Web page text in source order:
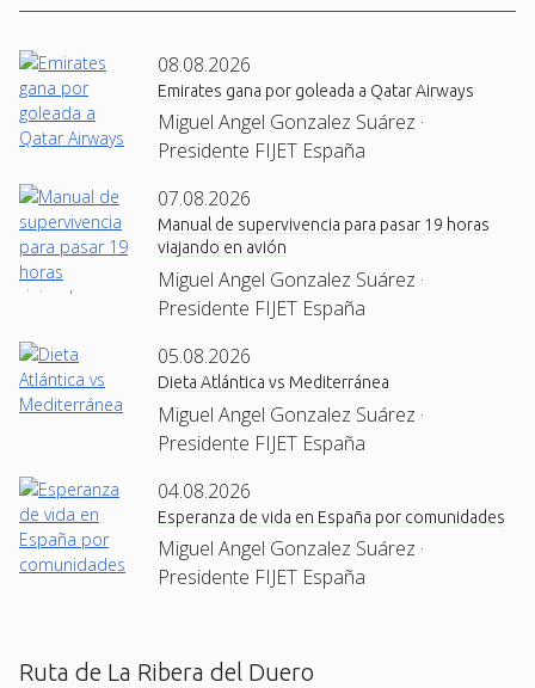
08.08.2026
Emirates gana por goleada a Qatar Airways
Miguel Angel Gonzalez Suárez ·
Presidente FIJET España
07.08.2026
Manual de supervivencia para pasar 19 horas
viajando en avión
Miguel Angel Gonzalez Suárez ·
Presidente FIJET España
05.08.2026
Dieta Atlántica vs Mediterránea
Miguel Angel Gonzalez Suárez ·
Presidente FIJET España
04.08.2026
Esperanza de vida en España por comunidades
Miguel Angel Gonzalez Suárez ·
Presidente FIJET España
Ruta de La Ribera del Duero